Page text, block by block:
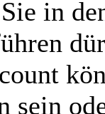
in
sein